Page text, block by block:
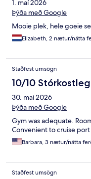
1. maí 2026
Þýða með Google
Mooie plek, hele goeie
Elizabeth, 2 nætur/nátta
Staðfest umsögn
10/10
30. maí 2026
Þýða með Google
Gym was adequate.
Convenient to cruise
Barbara, 3 nætur/nátta
Staðfest umsögn